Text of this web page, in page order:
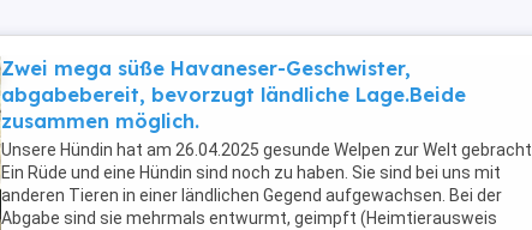
Zwei mega süße Havaneser-Geschwister,
abgabebereit, bevorzugt ländliche Lage.Beide
zusammen möglich.
Unsere Hündin hat am 26.04.2025 gesunde Welpen zur Welt gebracht.
Ein Rüde und eine Hündin sind noch zu haben. Sie sind bei uns mit
anderen Tieren in einer ländlichen Gegend aufgewachsen. Bei der
Abgabe sind sie mehrmals entwurmt, geimpft (Heimtierausweis